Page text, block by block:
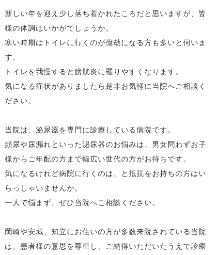
新しい年を迎え少し落ち着かれたころだと思いますが、皆
様の体調はいかがでしょうか。
寒い時期はトイレに行くのが億劫になる方も多いと伺いま
す。
トイレを我慢すると膀胱炎に罹りやすくなります。
気になる症状がありましたら是非お気軽に当院へご相談く
ださい。
当院は、泌尿器を専門に診療している病院です。
頻尿や尿漏れといった泌尿器のお悩みは、男女問わずお子
様からご年配の方まで幅広い世代の方がお持ちです。
気になるけれど病院に行くのは、と抵抗をお持ちの方はい
らっしゃいませんか。
一人で悩まず、ぜひ当院へご相談ください。
岡崎や安城、知立にお住いの方が多数来院されている当院
は、患者様の意思を尊重し、ご納得いただいたうえで診療